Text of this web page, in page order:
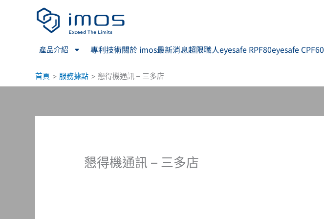
產品介紹 專利技術關於 imos最新消息超限職人eyesafe RPF80eyesafe CPF60
首頁 服務據點 懇得機通訊 – 三多店
懇得機通訊 – 三多店